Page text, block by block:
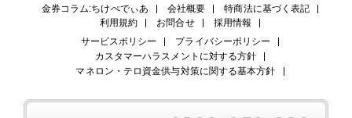
金券コラム:ちけぺでぃあ
会社概要
特商法に基づく表記
利用規約
お問合せ
採用情報
サービスポリシー
プライバシーポリシー
カスタマーハラスメントに対する方針
マネロン・テロ資金供与対策に関する基本方針